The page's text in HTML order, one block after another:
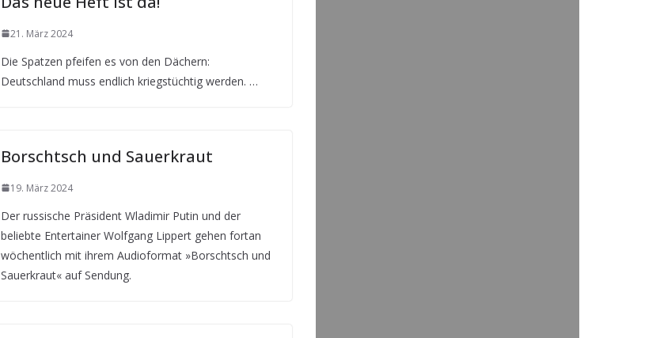
21. März 2024
Die Spatzen pfeifen es von den Dächern:
Deutschland muss endlich kriegstüchtig werden. …
Borschtsch und Sauerkraut
19. März 2024
Der russische Präsident Wladimir Putin und der
beliebte Entertainer Wolfgang Lippert gehen fortan
wöchentlich mit ihrem Audioformat »Borschtsch und
Sauerkraut« auf Sendung.